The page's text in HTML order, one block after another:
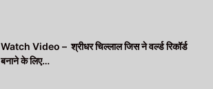
Watch Video – श्रीधर चिल्लाल जिस ने वर्ल्ड रिकॉर्ड
बनाने के लिए…